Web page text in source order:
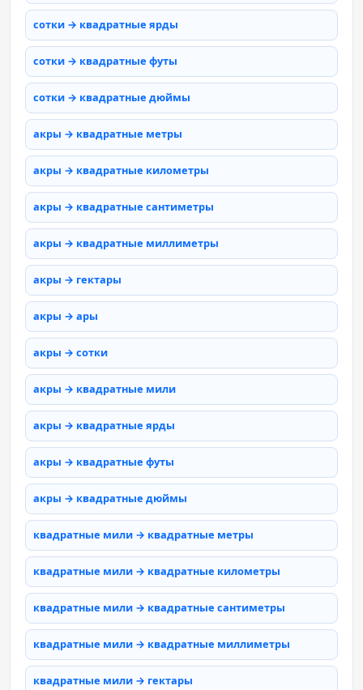
сотки → квадратные ярды
сотки → квадратные футы
сотки → квадратные дюймы
акры → квадратные метры
акры → квадратные километры
акры → квадратные сантиметры
акры → квадратные миллиметры
акры → гектары
акры → ары
акры → сотки
акры → квадратные мили
акры → квадратные ярды
акры → квадратные футы
акры → квадратные дюймы
квадратные мили → квадратные метры
квадратные мили → квадратные километры
квадратные мили → квадратные сантиметры
квадратные мили → квадратные миллиметры
квадратные мили → гектары